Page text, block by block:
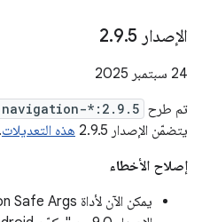
الإصدار 2 .9.5
‫24 سبتمبر 2025
تم طرح *:2.9.5
يتضمّن الإصدار 2.9.5
هذه التعديلات.
إصلاح الأخطاء